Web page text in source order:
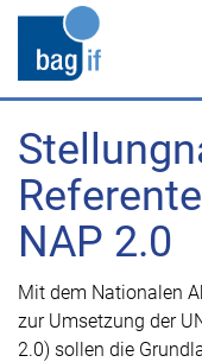
NAP 2.0
Mit dem Nationalen
zur Umsetzung der
2.0) sollen die